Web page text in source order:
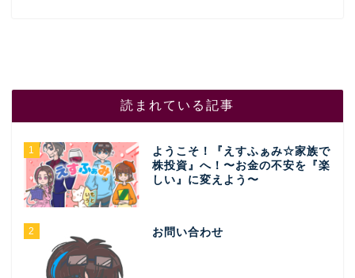
読まれている記事
1
ようこそ！『えすふぁみ☆家族で
株投資』へ！〜お金の不安を『楽
しい』に変えよう〜
2 お問い合わせ